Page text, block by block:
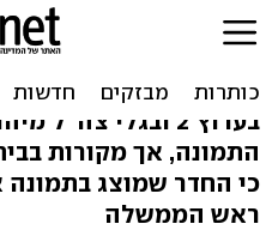
תמונה של
בערוץ 2 ובגלי
כי החדר שמוצג בתמונה
ראש הממשלה